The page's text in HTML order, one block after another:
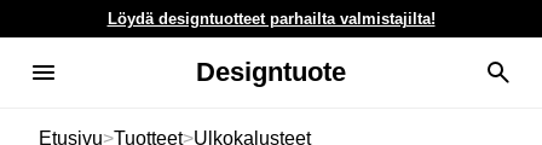
Löydä designtuotteet parhailta valmistajilta!
Designtuote
Etusivu>Tuotteet>Ulkokalusteet